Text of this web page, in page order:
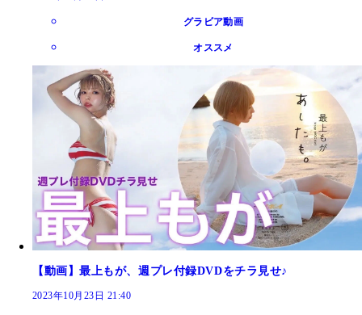
グラビア動画
オススメ
【動画】最上もが、週プレ付録DVDをチラ見せ♪
2023年10月23日 21:40